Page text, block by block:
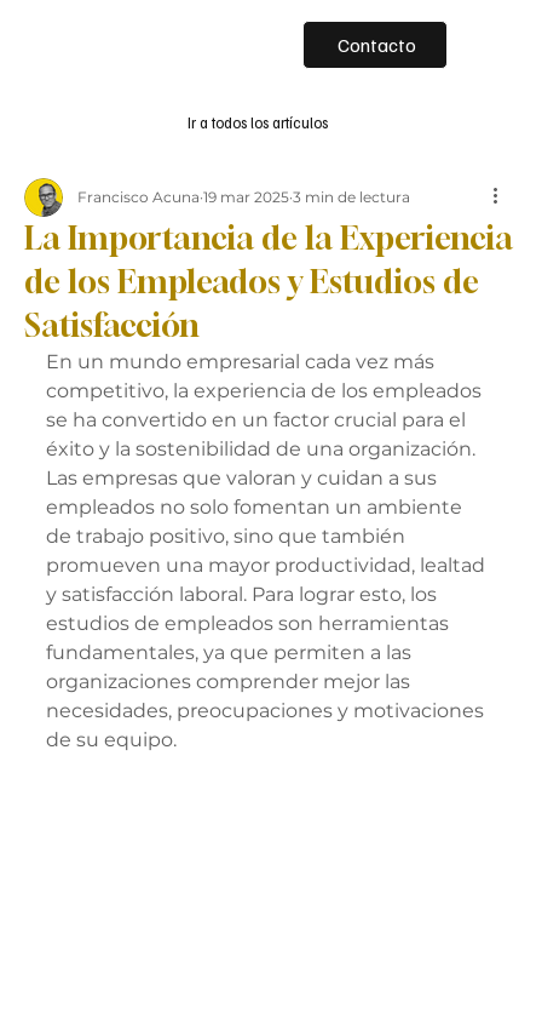
Contacto
Ir a todos los artículos
La Importancia de la Experiencia
de los Empleados y Estudios de
Satisfacción
Francisco Acuna 19 mar 2025 3 min de lectura
En un mundo empresarial cada vez más
competitivo, la experiencia de los empleados
se ha convertido en un factor crucial para el
éxito y la sostenibilidad de una organización.
Las empresas que valoran y cuidan a sus
empleados no solo fomentan un ambiente
de trabajo positivo, sino que también
promueven una mayor productividad, lealtad
y satisfacción laboral. Para lograr esto, los
estudios de empleados son herramientas
fundamentales, ya que permiten a las
organizaciones comprender mejor las
necesidades, preocupaciones y motivaciones
de su equipo.